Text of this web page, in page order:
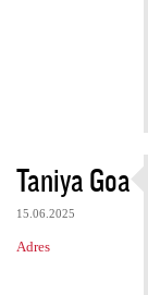
Taniya Goa
15.06.2025
Adres